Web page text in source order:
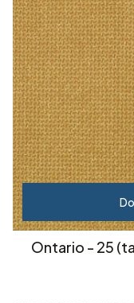
Ontario - 25